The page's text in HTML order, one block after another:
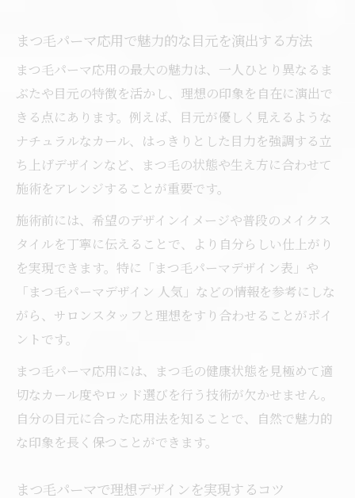
まつ毛パーマデザイン表を使いこなす秘訣
まつ毛パーマデザイン表の見方と選び方の
極意
まつ毛パーマ応用でデザイン表を活用する
まつ毛パーマデザイン表で理想形を探す方
まつ毛パーマデザイン表の活用法と伝え方
の秘訣
自分に合うまつ毛パーマデザイン表の選定
2025年注目のまつ毛パーマ応用術とは
まつ毛パーマ応用の最新デザイン動向とは
2025年注目のまつ毛パーマ応用ポイント
まつ毛パーマ応用で押さえたい新常識
まつ毛パーマ応用で魅力的な目元を演出する方法
まつ毛パーマ応用の最大の魅力は、一人ひとり異なるま
ぶたや目元の特徴を活かし、理想の印象を自在に演出で
きる点にあります。例えば、目元が優しく見えるような
ナチュラルなカール、はっきりとした目力を強調する立
ち上げデザインなど、まつ毛の状態や生え方に合わせて
施術をアレンジすることが重要です。
施術前には、希望のデザインイメージや普段のメイクス
タイルを丁寧に伝えることで、より自分らしい仕上がり
を実現できます。特に「まつ毛パーマデザイン表」や
「まつ毛パーマデザイン 人気」などの情報を参考にしな
がら、サロンスタッフと理想をすり合わせることがポイ
ントです。
まつ毛パーマ応用には、まつ毛の健康状態を見極めて適
切なカール度やロッド選びを行う技術が欠かせません。
自分の目元に合った応用法を知ることで、自然で魅力的
な印象を長く保つことができます。
まつ毛パーマで理想デザインを実現するコツ